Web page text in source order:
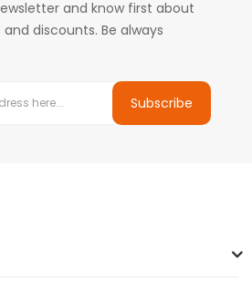
and know first about
discounts. Be always
Subscribe